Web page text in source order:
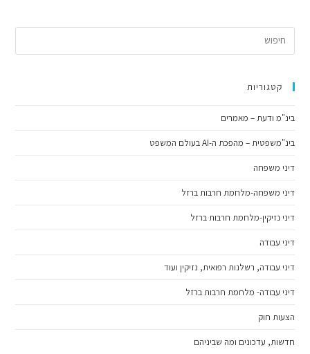
קטגוריות
בינ"מ ודעת – מאמרים
בינ"משפטית – מהפכת ה-AI בעולם המשפט
דיני משפחה
דיני משפחה-מלחמת חרבות ברזל
דיני נזיקין-מלחמת חרבות ברזל
דיני עבודה
דיני עבודה, רשלנות רפואית, נזיקין ועוד
דיני עבודה- מלחמת חרבות ברזל
הצעות חוק
חדשות, עדכונים ומה שביניהם